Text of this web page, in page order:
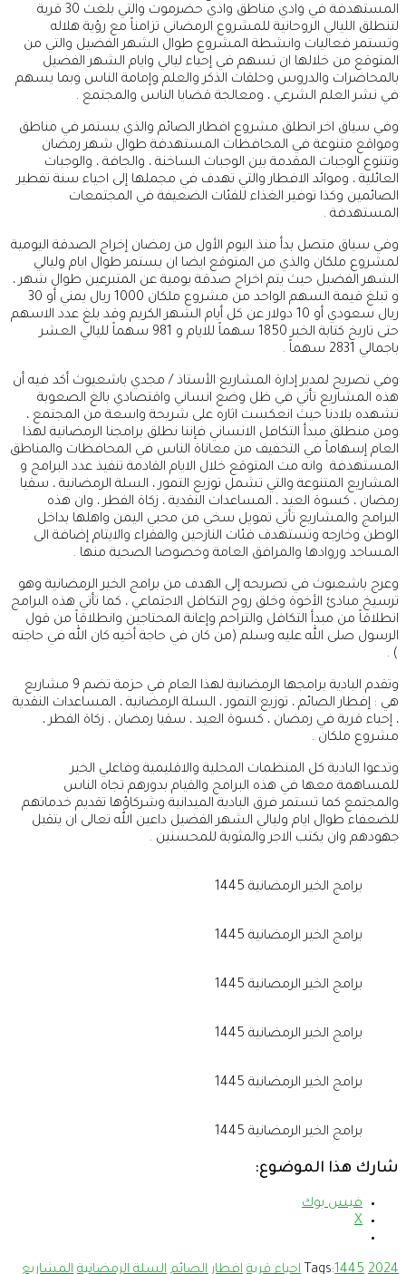
المستهدفة في وادي مناطق وادي حضرموت والتي بلغت 30 قرية
لتنطلق الليالي الروحانية للمشروع الرمضاني تزامناً مع رؤية هلاله
وتستمر فعاليات وانشطة المشروع طوال الشهر الفضيل والتي من
المتوقع من خلالها ان تسهم في إحياء ليالي وايام الشهر الفضيل
بالمحاضرات والدروس وحلقات الذكر والعلم وإمامة الناس وبما يسهم
في نشر العلم الشرعي ، ومعالجة قضايا الناس والمجتمع .
وفي سياق اخر انطلق مشروع افطار الصائم والذي يستمر في مناطق
ومواقع متنوعة في المحافظات المستهدفة طوال شهر رمضان
وتتنوع الوجبات المقدمة بين الوجبات الساخنة ، والجافة ، والوجبات
العائلية ، وموائد الافطار والتي تهدف في مجملها إلى احياء سنة تفطير
الصائمين وكذا توفير الغذاء للفئات الضعيفة في المجتمعات
المستهدفة .
وفي سياق متصل بدأ منذ اليوم الأول من رمضان إخراج الصدقة اليومية
لمشروع ملكان والذي من المتوقع ايضا ان يستمر طوال ايام وليالي
الشهر الفضيل حيث يتم اخراج صدقة يومية عن المتبرعين طوال شهر ،
و تبلغ قيمة السهم الواحد من مشروع ملكان 1000 ريال يمني أو 30
ريال سعودي أو 10 دولار عن كل أيام الشهر الكريم وقد بلغ عدد الاسهم
حتى تاريخ كتابة الخبر 1850 سهماً للايام و 981 سهماً لليالي العشر
باجمالي 2831 سهماً .
وفي تصريح لمدير إدارة المشاريع الأستاذ / مجدي باشعيوث أكد فيه أن
هذه المشاريع تأتي في ظل وضع انساني واقتصادي بالغ الصعوبة
تشهده بلادنا حيث انعكست اثاره على شريحة واسعة من المجتمع ،
ومن منطلق مبدأ التكافل الانساني فإننا نطلق برامجنا الرمضانية لهذا
العام إسهاماً في التخفيف من معاناة الناس في المحافظات والمناطق
المستهدفة وانه مت المتوقع خلال الايام القادمة تنفيذ عدد البرامج و
المشاريع المتنوعة والتي تشمل توزيع التمور ، السلة الرمضانية ، سقيا
رمضان ، كسوة العيد ، المساعدات النقدية ، زكاة الفطر ، وان هذه
البرامج والمشاريع تأتي تمويل سخي من محبي اليمن واهلها بداخل
الوطن وخارجه وتستهدف فئات النازحين والفقراء والايتام إضافة الى
المساجد وروادها والمرافق العامة وخصوصا الصحية منها .
وعرج باشعيوث في تصريحه إلى الهدف من برامج الخير الرمضانية وهو
ترسيخ مبادئ الأخوة وخلق روح التكافل الاجتماعي ، كما تأتي هذه البرامج
انطلاقاً من مبدأ التكافل والتراحم وإعانة المحتاجين وانطلاقاً من قول
الرسول صلى الله عليه وسلم (من كان في حاجة أخيه كان الله في حاجته
) .
وتقدم البادية برامجها الرمضانية لهذا العام في حزمة تضم 9 مشاريع
هي : إفطار الصائم ، توزيع التمور ، السلة الرمضانية ، المساعدات النقدية
، إحياء قرية في رمضان ، كسوة العيد ، سقيا رمضان ، زكاة الفطر ،
مشروع ملكان .
وتدعوا البادية كل المنظمات المحلية والاقليمية وفاعلي الخير
للمساهمة معها في هذه البرامج والقيام بدورهم تجاه الناس
والمجتمع كما تستمر فرق البادية الميدانية وشركاؤها تقديم خدماتهم
للضعفاء طوال ايام وليالي الشهر الفضيل داعين الله تعالى ان يتقبل
جهودهم وان يكتب الاجر والمثوبة للمحسنين .
برامج الخير الرمضانية 1445
برامج الخير الرمضانية 1445
برامج الخير الرمضانية 1445
برامج الخير الرمضانية 1445
برامج الخير الرمضانية 1445
برامج الخير الرمضانية 1445
شارك هذا الموضوع:
فيس بوك
X
Tags:1445 2024 احياء قرية افطار الصائم السلة الرمضانية المشاريع